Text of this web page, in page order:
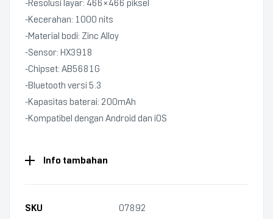
-Resolusi layar: 466×466 piksel
-Kecerahan: 1000 nits
-Material bodi: Zinc Alloy
-Sensor: HX3918
-Chipset: AB5681G
-Bluetooth versi 5.3
-Kapasitas baterai: 200mAh
-Kompatibel dengan Android dan iOS
Info tambahan
SKU 07892